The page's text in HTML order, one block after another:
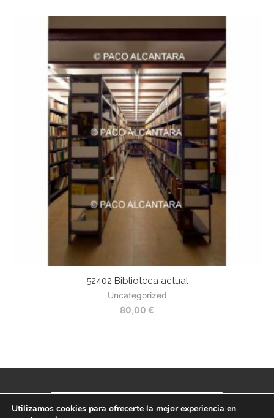
52402 Biblioteca actual
Uncategorized
80,00 €
Utilizamos cookies para ofrecerte la mejor experiencia en